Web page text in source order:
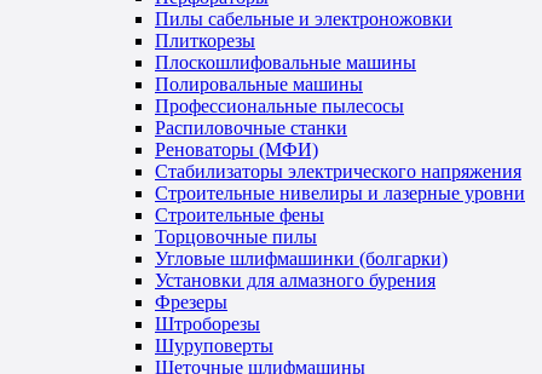
Пилы сабельные и электроножовки
Плиткорезы
Плоскошлифовальные машины
Полировальные машины
Профессиональные пылесосы
Распиловочные станки
Реноваторы (МФИ)
Стабилизаторы электрического напряжения
Строительные нивелиры и лазерные уровни
Строительные фены
Торцовочные пилы
Угловые шлифмашинки (болгарки)
Установки для алмазного бурения
Фрезеры
Штроборезы
Шуруповерты
Щеточные шлифмашины